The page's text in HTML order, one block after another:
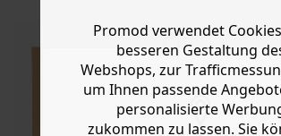
Promod verwendet
besseren Gestaltung
Webshops, zur
um Ihnen passende
personalisierte
zukommen zu lassen. Sie